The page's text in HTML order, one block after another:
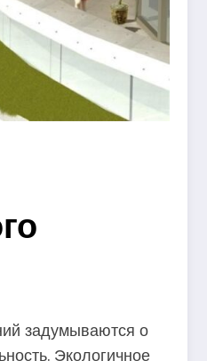
задумываются о
Экологичное